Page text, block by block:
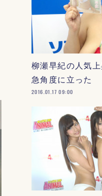
柳瀬早紀の人気
急角度に立った
2016.01.17 09:00